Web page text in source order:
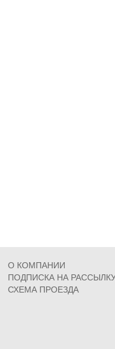
О КОМПАНИИ
ПОДПИСКА НА
СХЕМА ПРОЕЗДА